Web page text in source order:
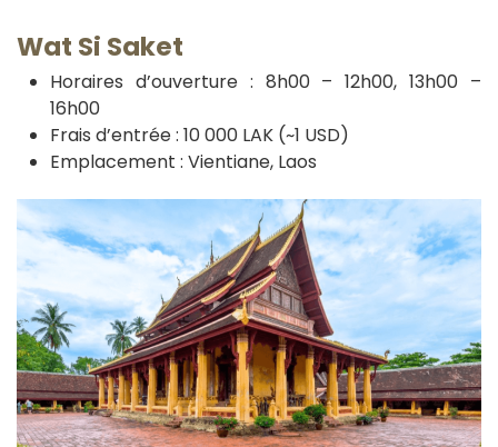
Wat Si Saket
Horaires d’ouverture : 8h00 – 12h00, 13h00 –
16h00
Frais d’entrée : 10 000 LAK (~1 USD)
Emplacement : Vientiane, Laos